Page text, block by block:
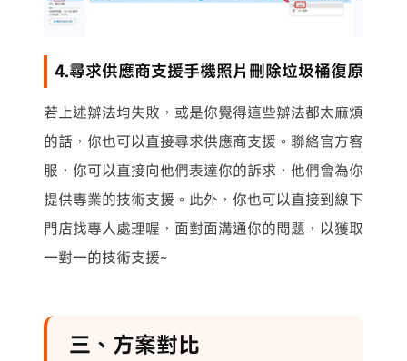
4.尋求供應商支援手機照片刪除垃圾桶復原
若上述辦法均失敗，或是你覺得這些辦法都太麻煩
的話，你也可以直接尋求供應商支援。聯絡官方客
服，你可以直接向他們表達你的訴求，他們會為你
提供專業的技術支援。此外，你也可以直接到線下
門店找專人處理喔，面對面溝通你的問題，以獲取
一對一的技術支援~
三、方案對比